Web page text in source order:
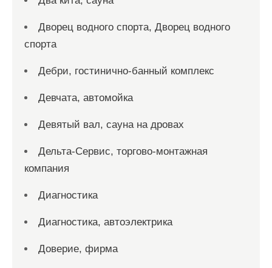
Дворец водного спорта, Дворец водного
спорта
Дебри, гостинично-банный комплекс
Девчата, автомойка
Девятый вал, сауна на дровах
Дельта-Сервис, торгово-монтажная
компания
Диагностика
Диагностика, автоэлектрика
Доверие, фирма